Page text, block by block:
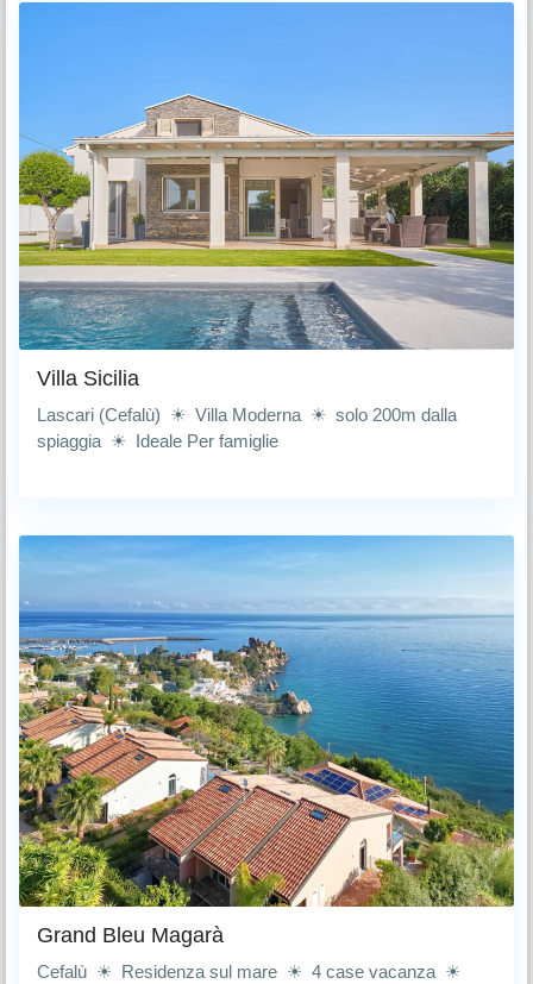
Villa Sicilia
Lascari (Cefalù) ☀ Villa Moderna ☀ solo 200m dalla
spiaggia ☀ Ideale Per famiglie
Grand Bleu Magarà
Cefalù ☀ Residenza sul mare ☀ 4 case vacanza ☀